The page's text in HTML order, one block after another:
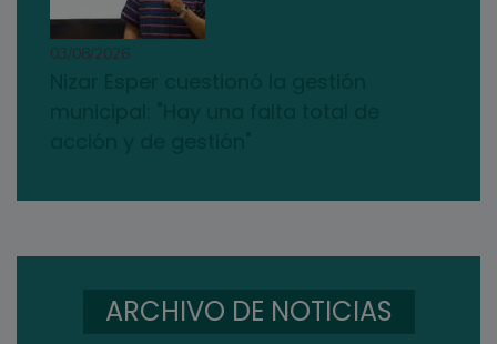
03/08/2026
ARCHIVO DE NOTICIAS